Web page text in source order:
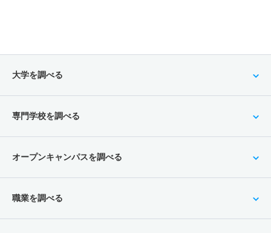
大学を調べる
専門学校を調べる
オープンキャンパスを調べる
職業を調べる